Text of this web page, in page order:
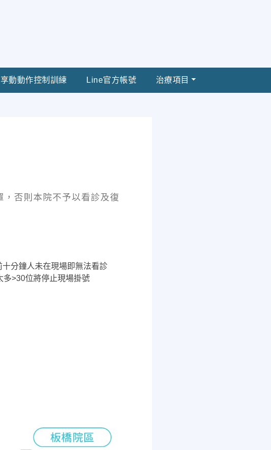
享動動作控制訓練 Line官方帳號 治療項目
否則本院不予以看診及復
分鐘人未在現場即無法看診
多>30位將停止現場掛號